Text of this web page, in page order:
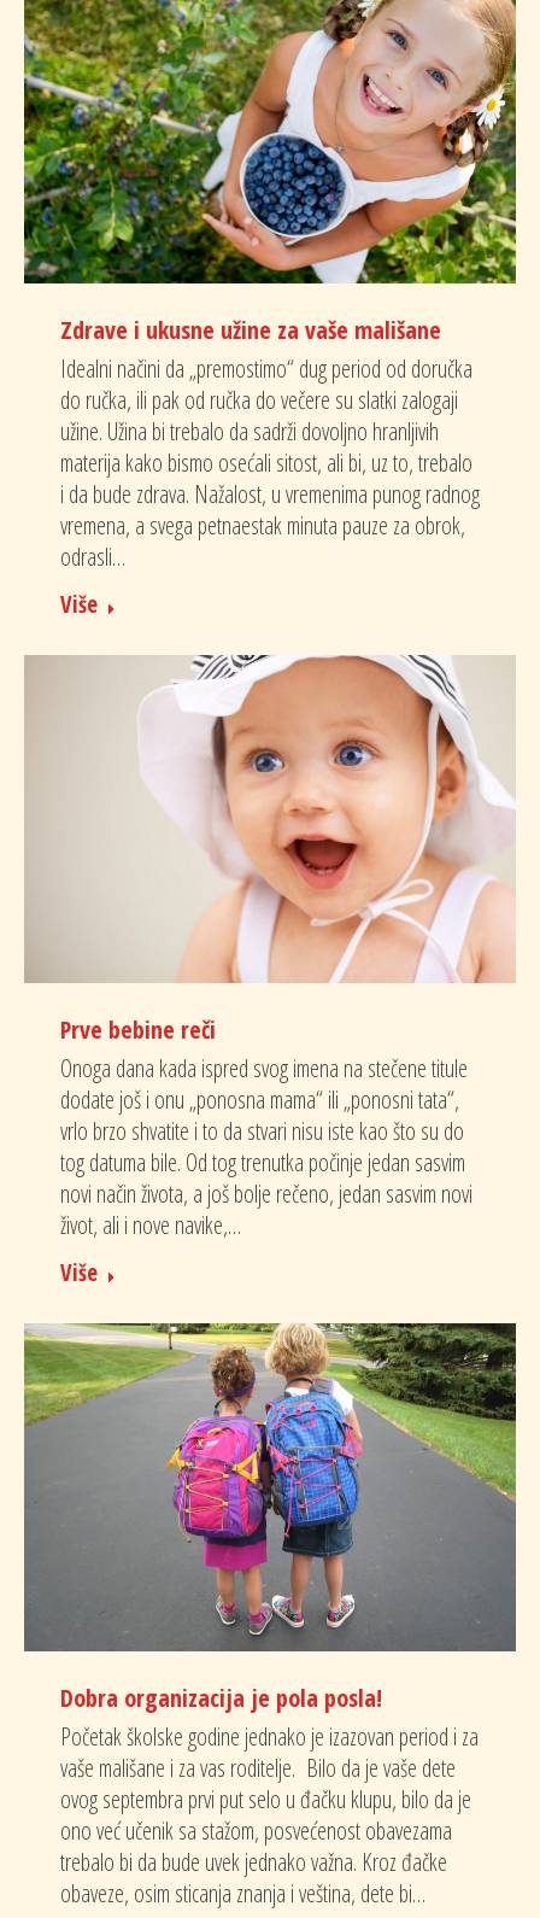
Zdrave i ukusne užine za vaše mališane
Idealni načini da „premostimo“ dug period od doručka
do ručka, ili pak od ručka do večere su slatki zalogaji
užine. Užina bi trebalo da sadrži dovoljno hranljivih
materija kako bismo osećali sitost, ali bi, uz to, trebalo
i da bude zdrava. Nažalost, u vremenima punog radnog
vremena, a svega petnaestak minuta pauze za obrok,
odrasli…
Više
Prve bebine reči
Onoga dana kada ispred svog imena na stečene titule
dodate još i onu „ponosna mama“ ili „ponosni tata“,
vrlo brzo shvatite i to da stvari nisu iste kao što su do
tog datuma bile. Od tog trenutka počinje jedan sasvim
novi način života, a još bolje rečeno, jedan sasvim novi
život, ali i nove navike,…
Više
Dobra organizacija je pola posla!
Početak školske godine jednako je izazovan period i za
vaše mališane i za vas roditelje. Bilo da je vaše dete
ovog septembra prvi put selo u đačku klupu, bilo da je
ono već učenik sa stažom, posvećenost obavezama
trebalo bi da bude uvek jednako važna. Kroz đačke
obaveze, osim sticanja znanja i veština, dete bi…